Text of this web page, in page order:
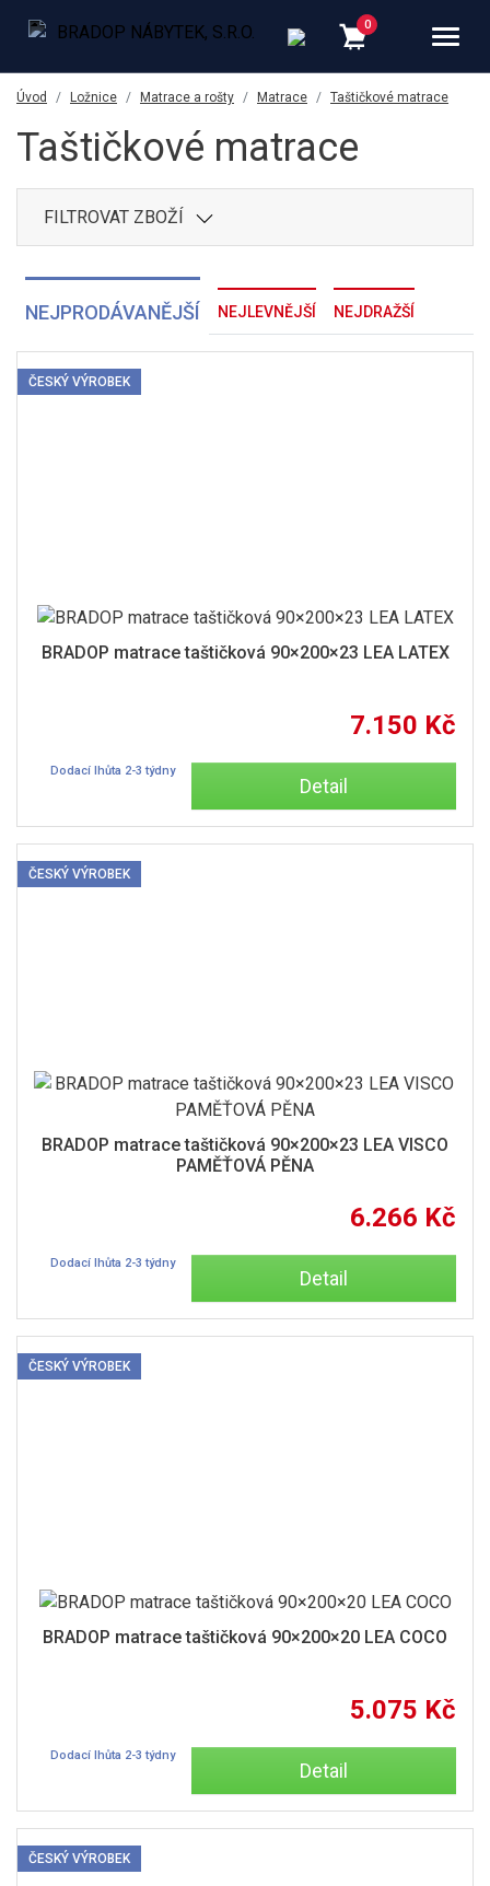
Úvod Ložnice Matrace a rošty Matrace Taštičkové matrace
Taštičkové matrace
FILTROVAT ZBOŽÍ
NEJPRODÁVANĚJŠÍ NEJLEVNĚJŠÍ NEJDRAŽŠÍ
BRADOP matrace taštičková 90×200×23 LEA LATEX
7.150 Kč
Dodací lhůta 2-3 týdny
Detail
ČESKÝ VÝROBEK
BRADOP matrace taštičková 90×200×23 LEA VISCO
PAMĚŤOVÁ PĚNA
6.266 Kč
Dodací lhůta 2-3 týdny
Detail
ČESKÝ VÝROBEK
BRADOP matrace taštičková 90×200×20 LEA COCO
5.075 Kč
Dodací lhůta 2-3 týdny
Detail
ČESKÝ VÝROBEK
ČESKÝ VÝROBEK